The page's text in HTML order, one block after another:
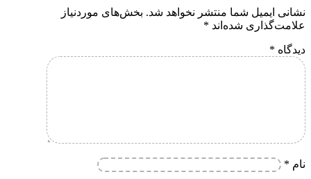
نشانی ایمیل شما منتشر نخواهد شد. بخش‌های موردنیاز
علامت‌گذاری شده‌اند *
دیدگاه *
نام *